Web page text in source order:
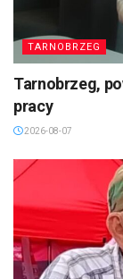
TARNOBRZEG
Tarnobrzeg,
pracy
2026-08-07